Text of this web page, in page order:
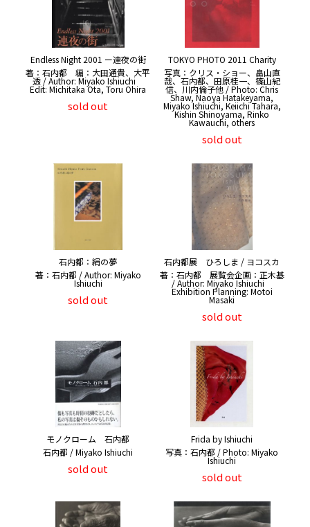
Endless Night 2001 ー連夜の街
著：石内都 編：大田通貴、大平
透 / Author: Miyako Ishiuchi
Edit: Michitaka Ota, Toru Ohira
sold out
TOKYO PHOTO 2011 Charity
写真：クリス・ショー、畠山直
哉、石内都、田原桂一、篠山紀
信、川内倫子他 / Photo: Chris
Shaw, Naoya Hatakeyama,
Miyako Ishiuchi, Keiichi Tahara,
Kishin Shinoyama, Rinko
Kawauchi, others
sold out
石内都：絹の夢
著：石内都 / Author: Miyako
Ishiuchi
sold out
石内都展 ひろしま / ヨコスカ
著：石内都 展覧会企画：正木基
/ Author: Miyako Ishiuchi
Exhibition Planning: Motoi
Masaki
sold out
モノクローム 石内都
石内都 / Miyako Ishiuchi
sold out
Frida by Ishiuchi
写真：石内都 / Photo: Miyako
Ishiuchi
sold out